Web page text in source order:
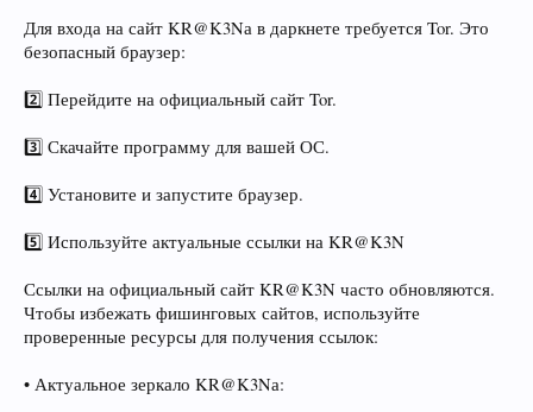
Для входа на сайт KR@K3Nа в даркнете требуется Tor. Это
безопасный браузер:
2️⃣ Перейдите на официальный сайт Tor.
3️⃣ Скачайте программу для вашей ОС.
4️⃣ Установите и запустите браузер.
5️⃣ Используйте актуальные ссылки на KR@K3N
Ссылки на официальный сайт KR@K3N часто обновляются.
Чтобы избежать фишинговых сайтов, используйте
проверенные ресурсы для получения ссылок:
• Актуальное зеркало KR@K3Nа: